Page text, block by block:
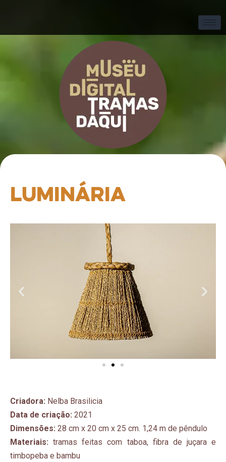
Luminária
Criadora: Nelba Brasilicia
Data de criação: 2021
Dimensões: 28 cm x 20 cm x 25 cm. 1,24 m de pêndulo
Materiais: tramas feitas com taboa, fibra de juçara e
timbopeba e bambu